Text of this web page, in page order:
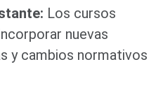
Los cursos
nuevas
y cambios normativos